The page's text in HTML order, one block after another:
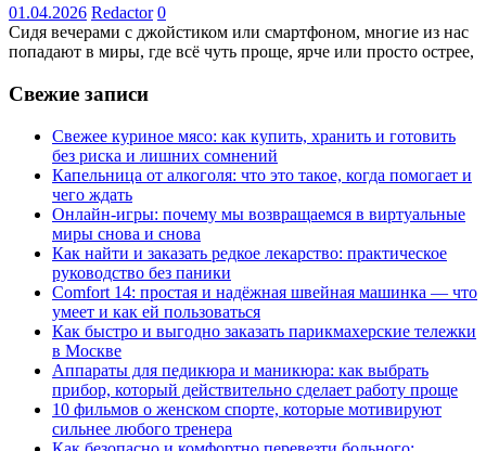
01.04.2026 Redactor 0
Сидя вечерами с джойстиком или смартфоном, многие из нас
попадают в миры, где всё чуть проще, ярче или просто острее,
Свежие записи
Свежее куриное мясо: как купить, хранить и готовить
без риска и лишних сомнений
Капельница от алкоголя: что это такое, когда помогает и
чего ждать
Онлайн-игры: почему мы возвращаемся в виртуальные
миры снова и снова
Как найти и заказать редкое лекарство: практическое
руководство без паники
Comfort 14: простая и надёжная швейная машинка — что
умеет и как ей пользоваться
Как быстро и выгодно заказать парикмахерские тележки
в Москве
Аппараты для педикюра и маникюра: как выбрать
прибор, который действительно сделает работу проще
10 фильмов о женском спорте, которые мотивируют
сильнее любого тренера